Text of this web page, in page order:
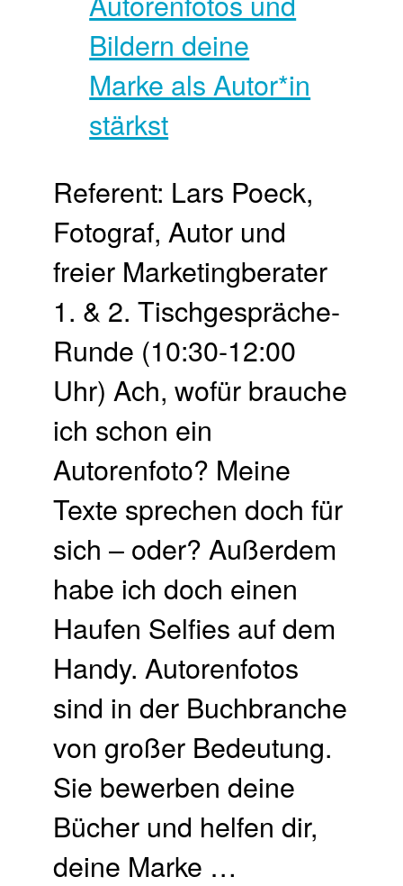
Referent: Lars Poeck,
Fotograf, Autor und
freier Marketingberater
1. & 2. Tischgespräche-
Runde (10:30-12:00
Uhr) Ach, wofür brauche
ich schon ein
Autorenfoto? Meine
Texte sprechen doch für
sich – oder? Außerdem
habe ich doch einen
Haufen Selfies auf dem
Handy. Autorenfotos
sind in der Buchbranche
von großer Bedeutung.
Sie bewerben deine
Bücher und helfen dir,
deine Marke …